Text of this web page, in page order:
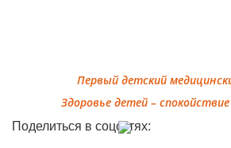
Первый детский
Здоровье детей –
Поделиться в соцсетях: